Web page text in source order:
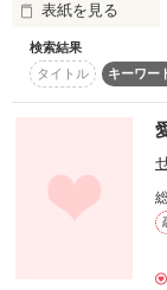
足りない、足りな
ぜーんぜん。
もっとちょうだい
ムチばっかりじ
甘くて甘くてあ
だけどね……
ずっと気になって
偶然知ってしまっ
表紙を見る
  今まで仕事優先だった
「俺は君より仕
検索結果
タイトル
キーワー